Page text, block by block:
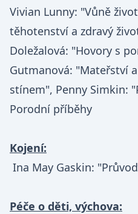
Vivian Lunny: "Vůně
těhotenství a zdravý
Doležalová: "Hovory s
Gutmanová: "Mateřství
stínem", Penny Simkin:
Porodní příběhy
Kojení:
Péče o děti, výchova: